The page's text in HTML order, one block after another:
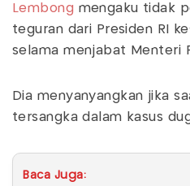
Lembong mengaku tidak
teguran dari Presiden RI
selama menjabat Menteri
Dia menyanyangkan jika
tersangka dalam kasus
Baca Juga: